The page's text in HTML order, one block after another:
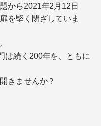
から2021年2月12日
を堅く閉ざしていま
は続く200年を、ともに
きませんか？